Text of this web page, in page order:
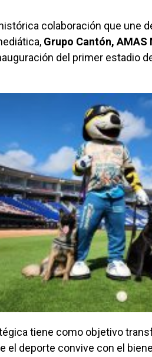
colaboración que une
Grupo Cantón,
del primer estadio
tiene como objetivo
el deporte convive con el